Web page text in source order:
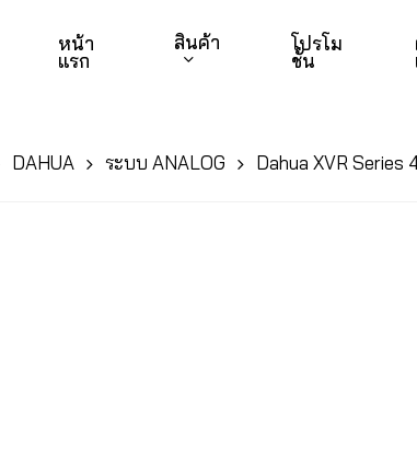
หน้า
แรก
สินค้า โปรโม
ชั่น
DAHUA ระบบ ANALOG Dahua XVR Series